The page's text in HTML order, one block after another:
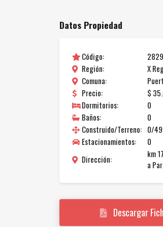
Datos Propiedad
Código:
2829
Región:
X
Comuna:
Precio:
$
Dormitorios:
0
Baños:
0
Construido/Terreno: 0/
Estacionamientos:
0
Dirección:
km
a
Descargar